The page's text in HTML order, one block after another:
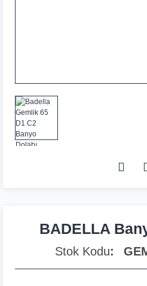
BADELLA
Stok Kodu